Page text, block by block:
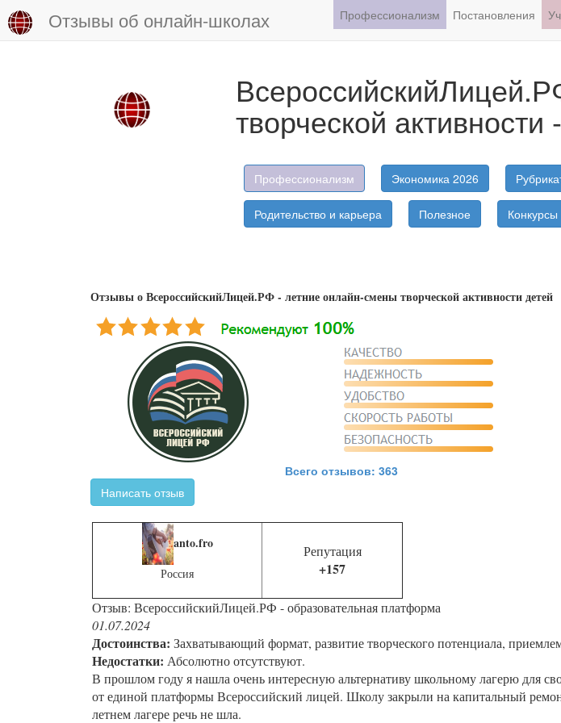
Отзывы об онлайн-школах Профессионализм Постановления
творческой
Профессионализм Экономика 2026
Родительство и карьера Полезное Конкурсы
Отзывы о ВсероссийскийЛицей.РФ - летние онлайн-смены творческой активности детей
Всего отзывов: 363
Написать отзыв
anto.fro
Россия
Репутация
+157
Отзыв: ВсероссийскийЛицей.РФ - образовательная платформа
01.07.2024
Достоинства: Захватывающий формат, развитие творческого потенциала,
Недостатки: Абсолютно отсутствуют.
В прошлом году я нашла очень интересную альтернативу школьному лагерю для
от единой платформы Всероссийский лицей. Школу закрыли на капитальный
летнем лагере речь не шла.